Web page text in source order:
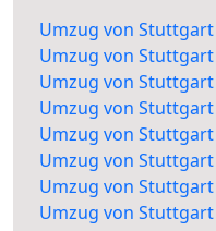
Umzug von Stuttgart
Umzug von Stuttgart
Umzug von Stuttgart
Umzug von Stuttgart
Umzug von
Umzug von Stuttgart
Umzug von
Umzug von